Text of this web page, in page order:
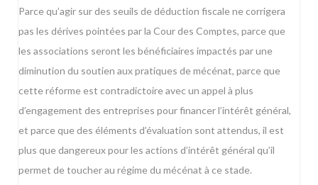
Parce qu’agir sur des seuils de déduction fiscale ne corrigera
pas les dérives pointées par la Cour des Comptes, parce que
les associations seront les bénéficiaires impactés par une
diminution du soutien aux pratiques de mécénat, parce que
cette réforme est contradictoire avec un appel à plus
d’engagement des entreprises pour financer l’intérêt général,
et parce que des éléments d’évaluation sont attendus, il est
plus que dangereux pour les actions d’intérêt général qu’il
permet de toucher au régime du mécénat à ce stade.